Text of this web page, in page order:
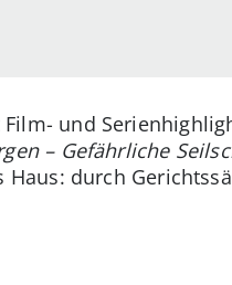
und
– Gefährliche
durch